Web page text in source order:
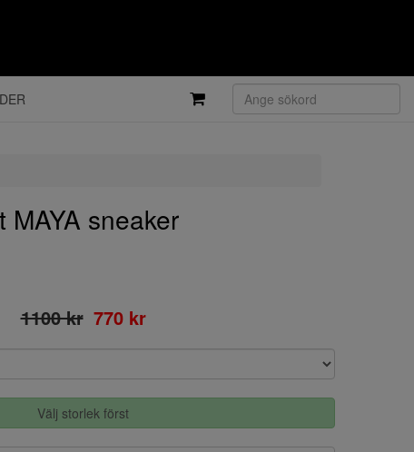
MAYA sneaker
1100 kr 770 kr
Välj storlek först